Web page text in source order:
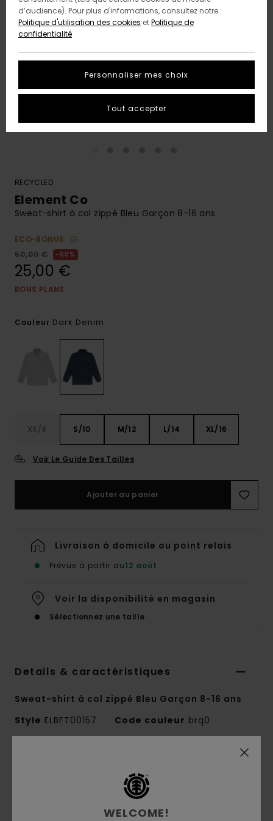
RECYCLED
Element Co
Sweat-shirt à col zippé Bleu Garçon 8-16 ans
ECO-BONUS
50,00 €
50%
25,00 €
BONS PLANS
Couleur Dark Denim
XS/8 S/10 M/12 L/14 XL/16
Voir Le Guide Des Tailles
Ajouter au panier
Livraison à domicile ou point relais
Prévue à partir du12 août
Voir la disponibilité en magasin
Sélectionnez une taille
Details & caractéristiques
Sweat-shirt à col zippé Bleu Garçon 8-16 ans
Style ELBFT00157 Code couleur brq0
Conscious by Nature :coton recyclé
coton, coton recyclé
Molleton [320 g/m2]
WELCOME!
d’audience). Pour plus d'informations, consultez notre :
Politique d'utilisation des cookies etPolitique de
confidentialité
Personnaliser mes choix
Tout accepter